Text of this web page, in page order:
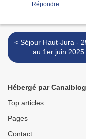
Répondre
< Séjour Haut-Jura - 25 mai
au 1er juin 2025
Hébergé par Canalblog
Top articles
Pages
Contact